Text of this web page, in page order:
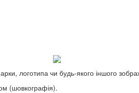
логотипа чи будь-якого іншого
(шовкографія).